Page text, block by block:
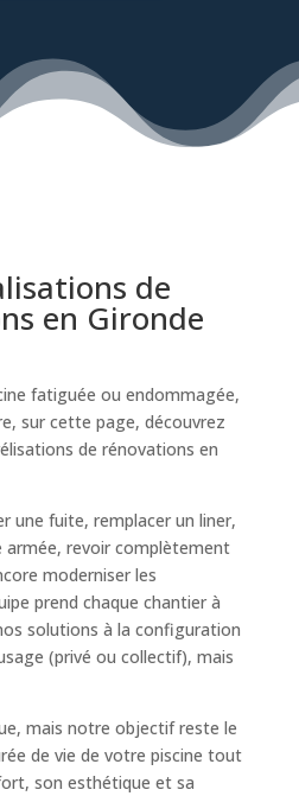
de
en Gironde
fatiguée ou endommagée,
sur cette page, découvrez
de rénovations en
une fuite, remplacer un liner,
armée, revoir complètement
moderniser les
prend chaque chantier à
solutions à la configuration
(privé ou collectif), mais
mais notre objectif reste le
de vie de votre piscine tout
son esthétique et sa